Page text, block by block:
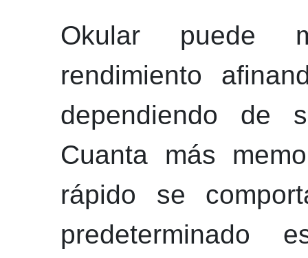
Okular puede
rendimiento
dependiendo de
Cuanta más
rápido se
predeterminado